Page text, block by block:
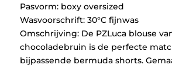
Pasvorm: boxy oversized
Wasvoorschrift: 30°C fijnwas
Omschrijving: De PZLuca blouse
chocoladebruin is de perfecte
bijpassende bermuda shorts.